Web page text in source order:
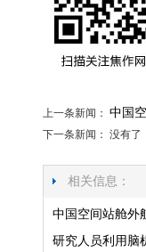
上一条新闻：中国
下一条新闻： 没有了
相关信息：
中国空间站舱外
研究人员利用脑